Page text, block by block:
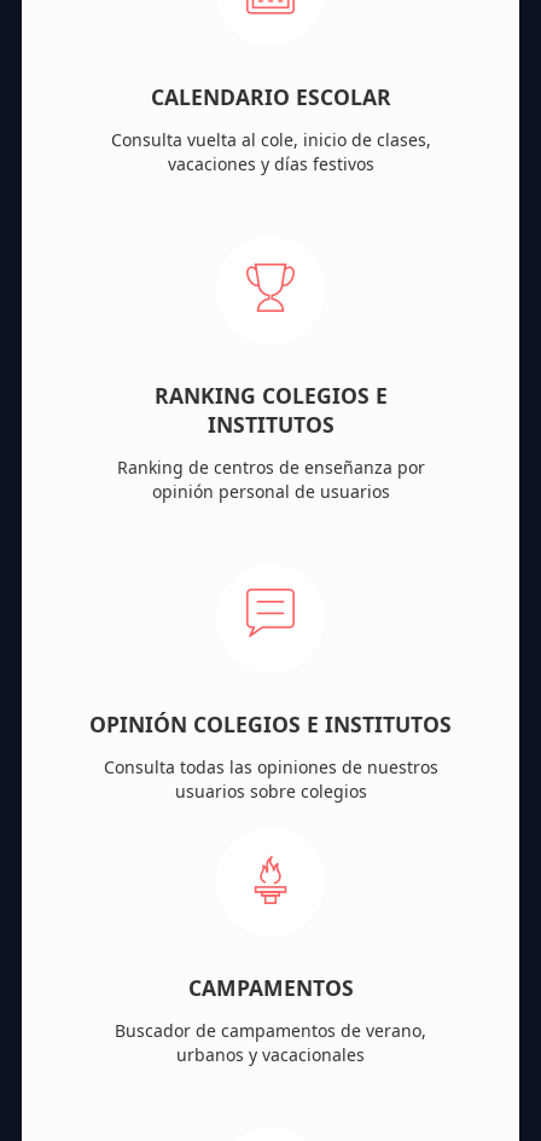
CALENDARIO ESCOLAR
Consulta vuelta al cole, inicio de clases,
vacaciones y días festivos
RANKING COLEGIOS E
INSTITUTOS
Ranking de centros de enseñanza por
opinión personal de usuarios
OPINIÓN COLEGIOS E INSTITUTOS
Consulta todas las opiniones de nuestros
usuarios sobre colegios
CAMPAMENTOS
Buscador de campamentos de verano,
urbanos y vacacionales